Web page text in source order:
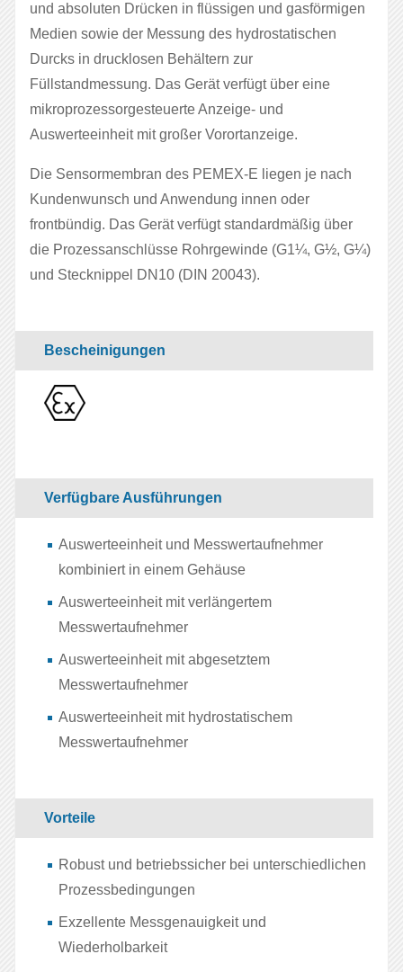
und absoluten Drücken in flüssigen und gasförmigen
Medien sowie der Messung des hydrostatischen
Durcks in drucklosen Behältern zur
Füllstandmessung. Das Gerät verfügt über eine
mikroprozessorgesteuerte Anzeige- und
Auswerteeinheit mit großer Vorortanzeige.
Die Sensormembran des PEMEX‑E liegen je nach
Kundenwunsch und Anwendung innen oder
frontbündig. Das Gerät verfügt standardmäßig über
die Prozessanschlüsse Rohrgewinde (G1¼, G½, G¼)
und Stecknippel DN10 (DIN 20043).
Bescheinigungen
Verfügbare Ausführungen
Auswerteeinheit und Messwertaufnehmer
kombiniert in einem Gehäuse
Auswerteeinheit mit verlängertem
Messwertaufnehmer
Auswerteeinheit mit abgesetztem
Messwertaufnehmer
Auswerteeinheit mit hydrostatischem
Messwertaufnehmer
Vorteile
Robust und betriebssicher bei unterschiedlichen
Prozessbedingungen
Exzellente Messgenauigkeit und
Wiederholbarkeit